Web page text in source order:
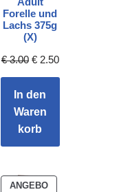
Forelle und
Lachs 375g
(X)
€3.00 €2.50
In den
Waren
korb
ANGEBO